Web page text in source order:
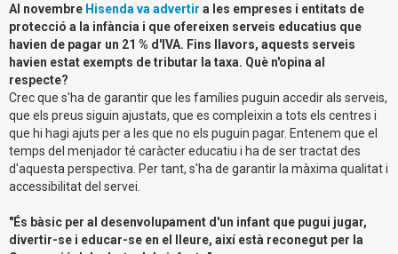
Al novembre Hisenda va advertir a les empreses i entitats de
protecció a la infància i que ofereixen serveis educatius que
havien de pagar un 21 % d'IVA. Fins llavors, aquests serveis
havien estat exempts de tributar la taxa. Què n'opina al
respecte?
Crec que s'ha de garantir que les famílies puguin accedir als serveis,
que els preus siguin ajustats, que es compleixin a tots els centres i
que hi hagi ajuts per a les que no els puguin pagar. Entenem que el
temps del menjador té caràcter educatiu i ha de ser tractat des
d'aquesta perspectiva. Per tant, s'ha de garantir la màxima qualitat i
accessibilitat del servei.
"És bàsic per al desenvolupament d'un infant que pugui jugar,
divertir-se i educar-se en el lleure, així està reconegut per la